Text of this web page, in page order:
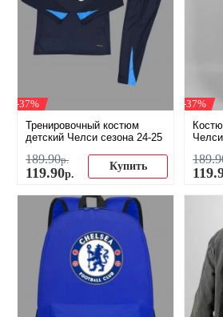
-37%
Тренировочный костюм
детский Челси сезона 24-25
189.90р.
119.90р.
Купить
-37%
189.
119.